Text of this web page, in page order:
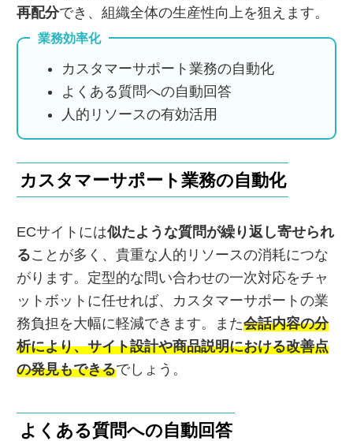
再配分でき、組織全体の生産性向上を狙えます。
業務効率化
カスタマーサポート業務の自動化
よくある質問への自動回答
人的リソースの有効活用
カスタマーサポート業務の自動化
ECサイトには似たような質問が繰り返し寄せられ
ることが多く、貴重な人的リソースの消耗につな
がります。定型的な問い合わせの一次対応をチャ
ットボットに任せれば、カスタマーサポートの業
務負担を大幅に軽減できます。また会話内容の分
析により、サイト設計や商品説明における改善点
の発見もできるでしょう。
よくある質問への自動回答